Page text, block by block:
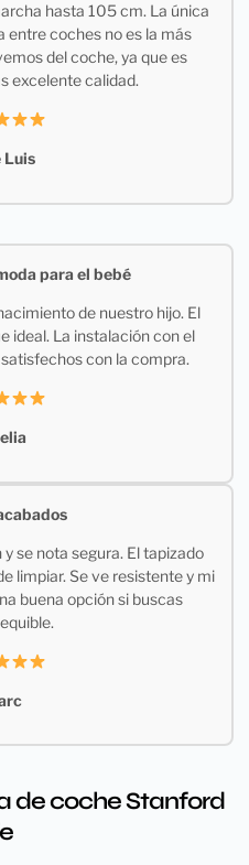
hasta 105 cm. La única
entre coches no es la más
del coche, ya que es
excelente calidad.
Luis
para el bebé
de nuestro hijo. El
ideal. La instalación con el
con la compra.
se nota segura. El tapizado
limpiar. Se ve resistente y mi
buena opción si buscas
de coche Stanford